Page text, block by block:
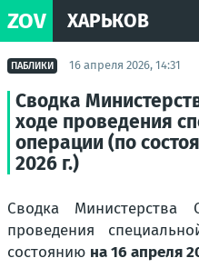
ZOV ХАРЬКОВ
ПАБЛИКИ 16 апреля 2026, 14:31
Сводка
ходе проведения
операции (по
2026 г.)
Сводка
проведения
состоянию на 16 апреля